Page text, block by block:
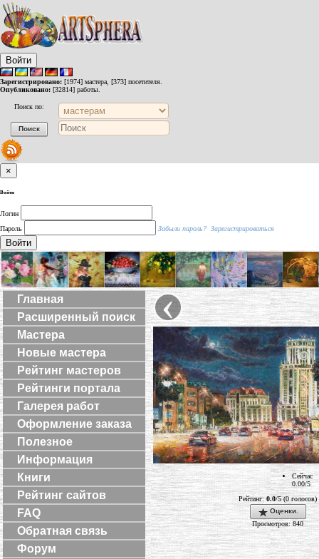
Войти
Зарегистрировано: [1974] мастера, [373] посетителя.
Опубликовано: [32814] работы.
Поиск по:
×
Войти
Логин
Пароль
Забыли пароль? Зарегистрироваться
Войти
Главная
Расширенный поиск
Мастера
Новые мастера
Рейтинг мастеров
Рейтинги портала
Галерея работ
Оформление заказа
Полезное
Информация
Книги
Рейтинг сайтов
FAQ
Обратная связь
Форум
‹
Сейчас
0.00/5
Рейтинг:0.0/5 (0 голосов)
Оценки.
Просмотров: 840